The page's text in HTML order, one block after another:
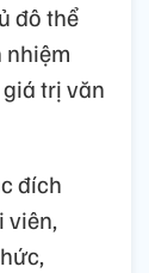
đô thể
nhiệm
trị văn
đích
viên,